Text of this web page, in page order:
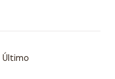
Último